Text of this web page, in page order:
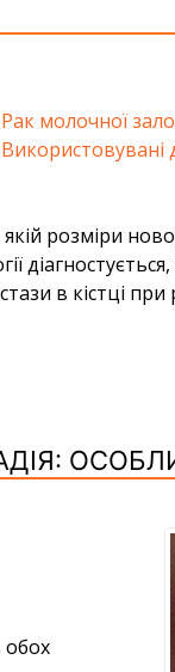
Рак молочної
Використовувані
розміри
в кістці
обох